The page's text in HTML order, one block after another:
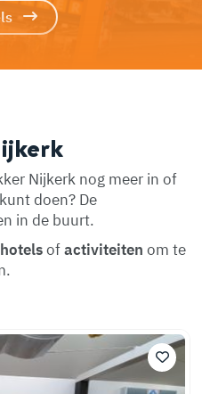
Nijkerk nog meer in of
doen? De
in de buurt.
hotelsofactiviteiten om te